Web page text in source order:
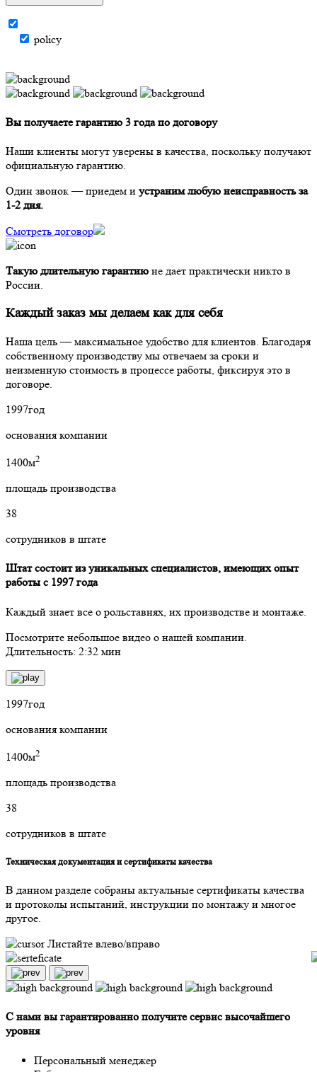
policy
Вы получаете гарантию 3 года по договору
Наши клиенты могут уверены в качества, поскольку получают
официальную гарантию.
Один звонок — приедем и устраним любую неисправность за
1-2 дня.
Смотреть договор
Такую длительную гарантию не дает практически никто в
России.
Каждый заказ мы делаем как для себя
Наша цель — максимальное удобство для клиентов. Благодаря
собственному производству мы отвечаем за сроки и
неизменную стоимость в процессе работы, фиксируя это в
договоре.
1997год
основания компании
1400м2
площадь производства
38
сотрудников в штате
Штат состоит из уникальных специалистов, имеющих опыт
работы с 1997 года
Каждый знает все о рольставнях, их производстве и монтаже.
Посмотрите небольшое видео о нашей компании.
Длительность: 2:32 мин
1997год
основания компании
1400м2
площадь производства
38
сотрудников в штате
Техническая документация и сертификаты качества
В данном разделе собраны актуальные сертификаты качества
и протоколы испытаний, инструкции по монтажу и многое
другое.
Листайте влево/вправо
С нами вы гарантированно получите сервис высочайшего
уровня
Персональный менеджер